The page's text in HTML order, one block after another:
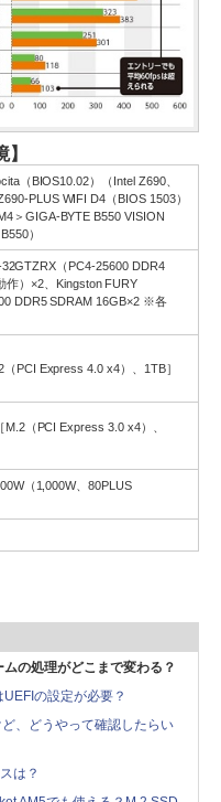
】
（BIOS10.02）（Intel Z690、
PLUS WIFI D4（BIOS 1503）
＞GIGA-BYTE B550 VISION
）
（PC4-25600 DDR4
）×2、Kingston FURY
DDR5 SDRAM 16GB×2 ※各
PCI Express 4.0 x4）、1TB］
（PCI Express 3.0 x4）、
（1,000W、80PLUS
の処理がどこまで変わる？
の設定が必要？
、どうやって確認したらい
は？